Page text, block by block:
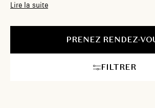
ambiance feutrée, le rideau s'adapte à votre
efficacement votre intimité des regards
vous permettant de vous plonger
indispensable. En optant pour un tissu
Lire la suite
PRENEZ RENDEZ-
FILTRER